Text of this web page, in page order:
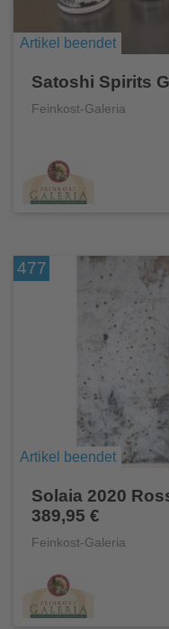
Artikel beendet
Satoshi Spirits
Feinkost-Galeria
477
Artikel beendet
Solaia 2020
389,95 €
Feinkost-Galeria